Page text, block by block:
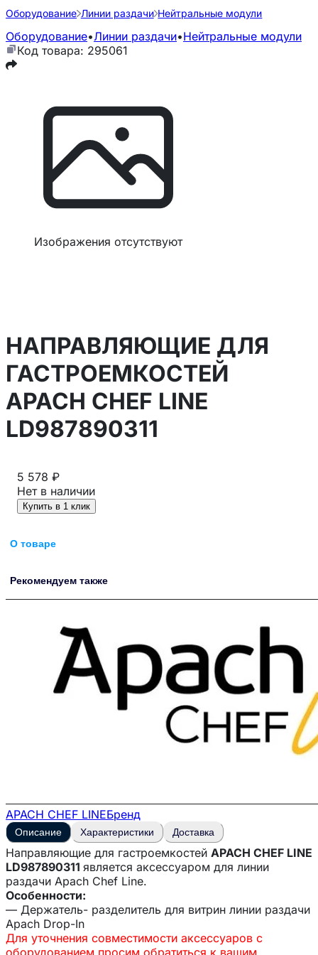
Оборудование Линии раздачи Нейтральные модули
Оборудование•Линии раздачи•Нейтральные модули
Код товара: 295061
Изображения отсутствуют
НАПРАВЛЯЮЩИЕ ДЛЯ
ГАСТРОЕМКОСТЕЙ
APACH CHEF LINE
LD987890311
5 578 ₽
Нет в наличии
Купить в 1 клик
О товаре
Рекомендуем также
APACH CHEF LINEБренд
Описание Характеристики Доставка
Направляющие для гастроемкостей APACH CHEF LINE
LD987890311 является аксессуаром для линии
раздачи Apach Chef Line.
Особенности:
— Держатель- разделитель для витрин линии раздачи
Apach Drop-In
Для уточнения совместимости аксессуаров с
оборудованием просим обратиться к вашим